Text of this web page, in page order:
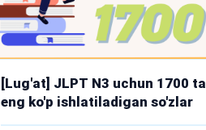
[Lug'at] JLPT N3 uchun 1700 ta
eng ko'p ishlatiladigan so'zlar